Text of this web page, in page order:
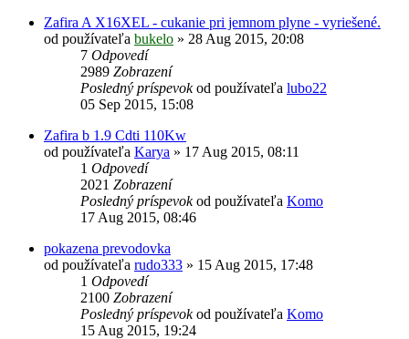
Zafira A X16XEL - cukanie pri jemnom plyne - vyriešené.
od používateľa bukelo » 28 Aug 2015, 20:08
7 Odpovedí
2989 Zobrazení
Posledný príspevokod používateľa lubo22
05 Sep 2015, 15:08
Zafira b 1.9 Cdti 110Kw
od používateľa Karya » 17 Aug 2015, 08:11
1 Odpovedí
2021 Zobrazení
Posledný príspevokod používateľa Komo
17 Aug 2015, 08:46
pokazena prevodovka
od používateľa rudo333 » 15 Aug 2015, 17:48
1 Odpovedí
2100 Zobrazení
Posledný príspevokod používateľa Komo
15 Aug 2015, 19:24